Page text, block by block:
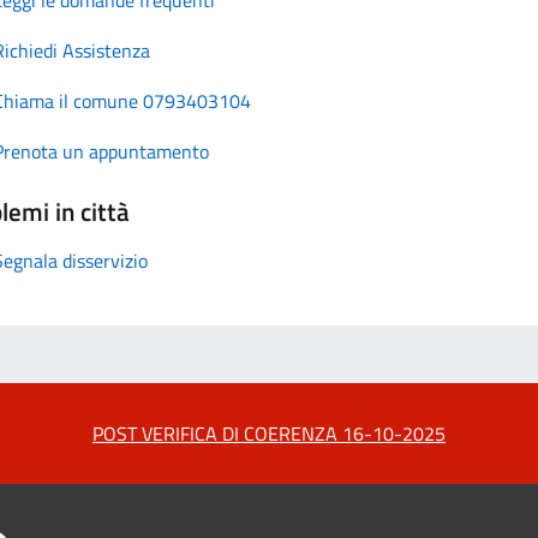
Assistenza
il comune 0793403104
un appuntamento
in città
disservizio
POST VERIFICA DI COERENZA 16-10-2025